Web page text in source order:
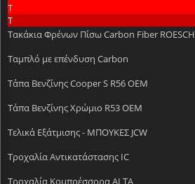
Τ
Τ
Τακάκια Φρένων Πίσω Carbon Fiber ROESCH
Ταμπλό με επένδυση Carbon
Τάπα Βενζίνης Cooper S R56 OEM
Τάπα Βενζίνης Χρώμιο R53 OEM
Τελικά Εξάτμισης - ΜΠΟΥΚΕΣ JCW
Τροχαλία Αντικατάστασης IC
Τροχαλία Κομπρέσσορα ALTA